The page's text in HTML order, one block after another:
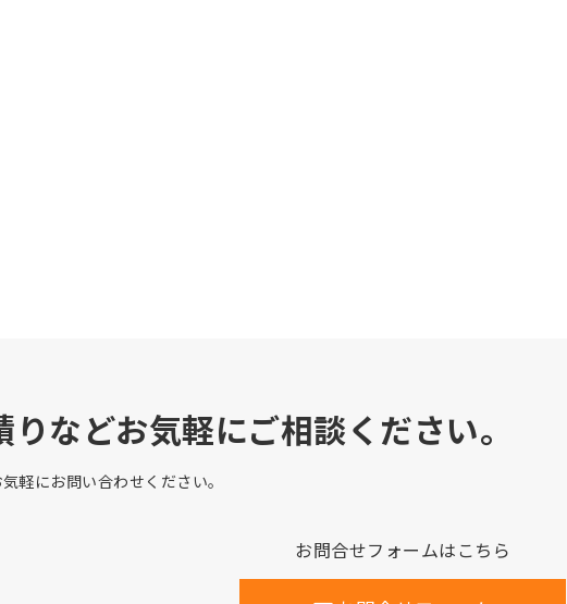
などお気軽にご相談ください。
軽にお問い合わせください。
お問合せフォームはこちら